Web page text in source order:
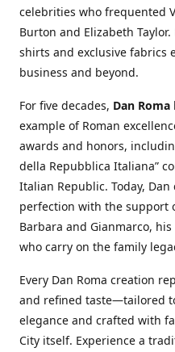
celebrities who frequented
Burton and Elizabeth
shirts and exclusive fabrics
business and beyond.
For five decades, Dan Roma
example of Roman
awards and honors,
della Repubblica Italiana”
Italian Republic. Today,
perfection with the
Barbara and Gianmarco,
who carry on the family
Every Dan Roma creation
and refined taste—tailored
elegance and crafted with
City itself. Experience a